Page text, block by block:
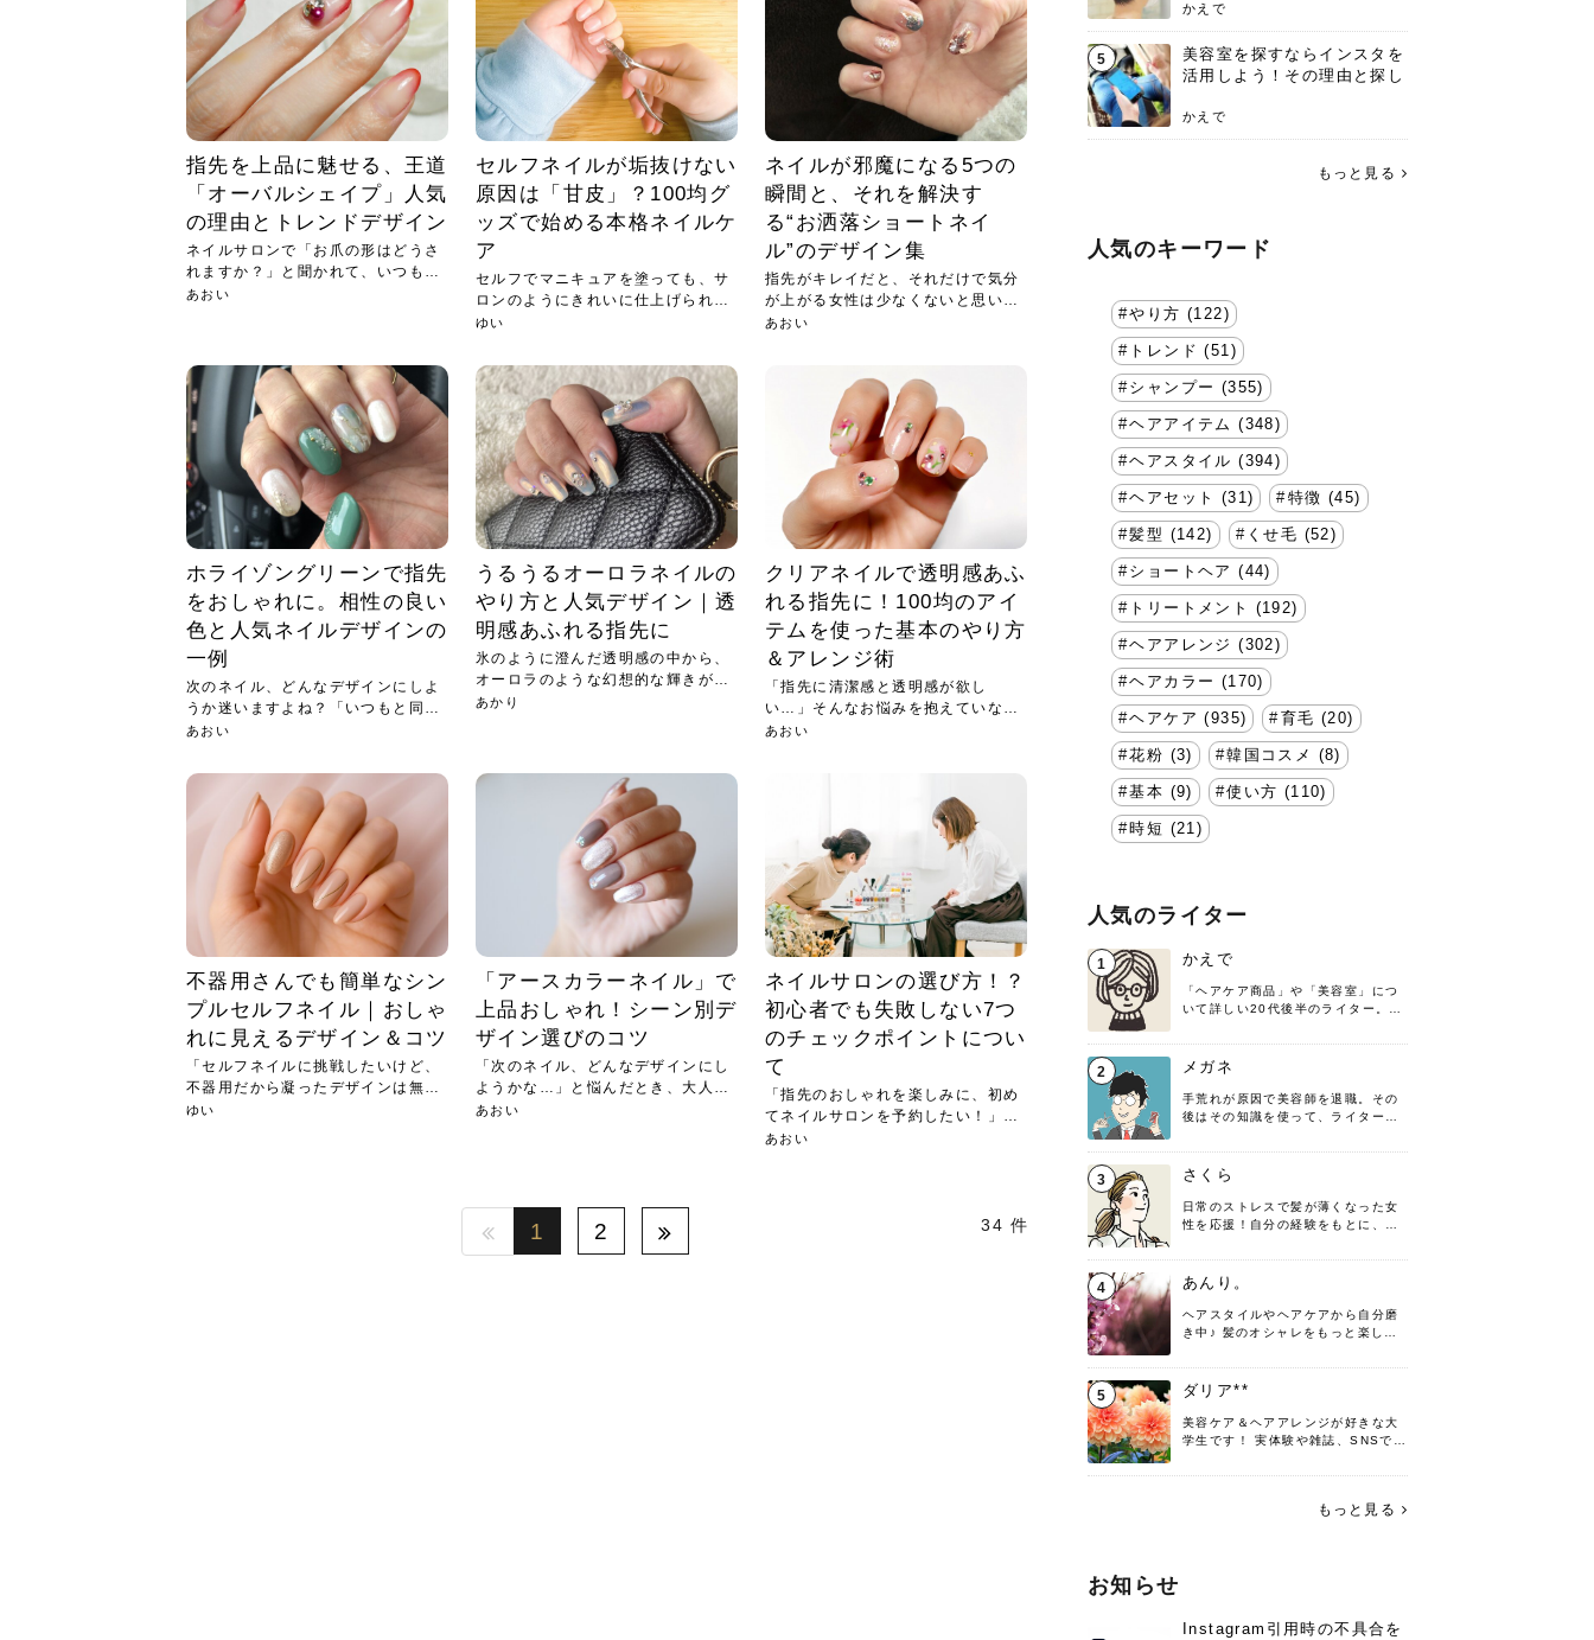
指先を上品に魅せる、王道
「オーバルシェイプ」人気
の理由とトレンドデザイン
ネイルサロンで「お爪の形はどうさ
れますか？」と聞かれて、いつも何
とな...
あおい
セルフネイルが垢抜けない
原因は「甘皮」？100均グ
ッズで始める本格ネイルケ
ア
セルフでマニキュアを塗っても、サ
ロンのようにきれいに仕上げられな
いと...
ゆい
ネイルが邪魔になる5つの
瞬間と、それを解決す
る“お洒落ショートネイ
ル”のデザイン集
指先がキレイだと、それだけで気分
が上がる女性は少なくないと思いま
す。...
あおい
ホライゾングリーンで指先
をおしゃれに。相性の良い
色と人気ネイルデザインの
一例
次のネイル、どんなデザインにしよ
うか迷いますよね？「いつもと同じ
も安...
あおい
うるうるオーロラネイルの
やり方と人気デザイン｜透
明感あふれる指先に
氷のように澄んだ透明感の中から、
オーロラのような幻想的な輝きが生
まれ...
あかり
クリアネイルで透明感あふ
れる指先に！100均のアイ
テムを使った基本のやり方
＆アレンジ術
「指先に清潔感と透明感が欲し
い…」そんなお悩みを抱えていない
でしょう...
あおい
不器用さんでも簡単なシン
プルセルフネイル｜おしゃ
れに見えるデザイン＆コツ
「セルフネイルに挑戦したいけど、
不器用だから凝ったデザインは無
理…」...
ゆい
「アースカラーネイル」で
上品おしゃれ！シーン別デ
ザイン選びのコツ
「次のネイル、どんなデザインにし
ようかな…」と悩んだとき、大人っ
ぽく...
あおい
ネイルサロンの選び方！？
初心者でも失敗しない7つ
のチェックポイントについ
て
「指先のおしゃれを楽しみに、初め
てネイルサロンを予約したい！」そ
んな...
あおい
34 件
1 2
かえで
5
美容室を探すならインスタを
活用しよう！その理由と探し
かえで
もっと見る
人気のキーワード
やり方 (122)
トレンド (51)
シャンプー (355)
ヘアアイテム (348)
ヘアスタイル (394)
ヘアセット (31) 特徴 (45)
髪型 (142) くせ毛 (52)
ショートヘア (44)
トリートメント (192)
ヘアアレンジ (302)
ヘアカラー (170)
ヘアケア (935) 育毛 (20)
花粉 (3) 韓国コスメ (8)
基本 (9) 使い方 (110)
時短 (21)
人気のライター
1 かえで
「ヘアケア商品」や「美容室」につ
いて詳しい20代後半のライター。楽
す！
2 メガネ
手荒れが原因で美容師を退職。その
後はその知識を使って、ライターと
髪の知識をわかりやすく紹介しま
す！
3 さくら
日常のストレスで髪が薄くなった女
性を応援！自分の経験をもとに、執
4 あんり。
ヘアスタイルやヘアケアから自分磨
き中♪ 髪のオシャレをもっと楽しめ
♡ 役立つ情報をお届けできるように
頑張ります！よろしくお願いしま
5 ダリア**
美容ケア＆ヘアアレンジが好きな大
学生です！ 実体験や雑誌、SNSで知
す。 これからよろしくお願いします
もっと見る
お知らせ
Instagram引用時の不具合を